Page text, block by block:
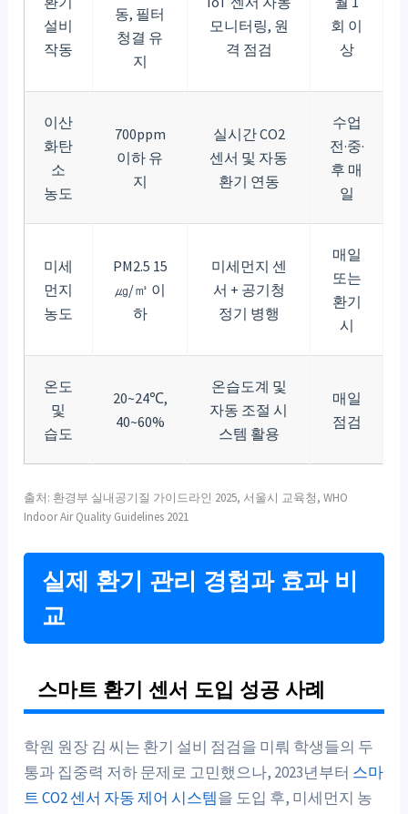
설비
작동
동, 필터
청결 유
지
모니터링, 원
격 점검
회 이
상
이산
화탄
소
농도
700ppm
이하 유
지
실시간 CO2
센서 및 자동
환기 연동
수업
전·중·
후 매
일
미세
먼지
농도
PM2.5 15
㎍/㎥ 이
하
미세먼지 센
서 + 공기청
정기 병행
매일
또는
환기
시
온도
및
습도
20~24℃,
40~60%
온습도계 및
자동 조절 시
스템 활용
매일
점검
출처: 환경부 실내공기질 가이드라인 2025, 서울시 교육청, WHO
Indoor Air Quality Guidelines 2021
실제 환기 관리 경험과 효과 비
교
스마트 환기 센서 도입 성공 사례
학원 원장 김 씨는 환기 설비 점검을 미뤄 학생들의 두
통과 집중력 저하 문제로 고민했으나, 2023년부터 스마
트 CO2 센서 자동 제어 시스템을 도입 후, 미세먼지 농